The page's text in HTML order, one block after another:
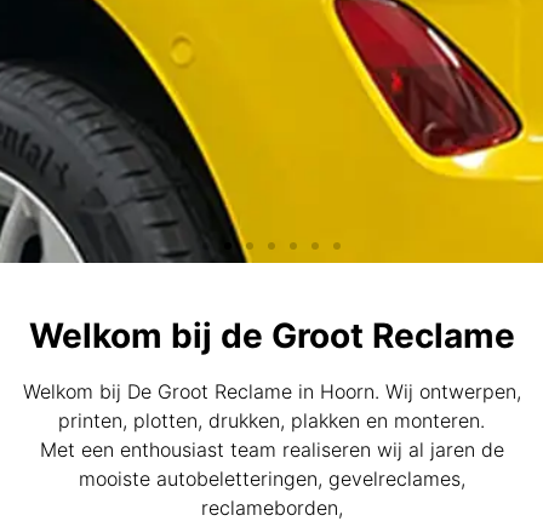
Autoreclame
Autobelettering • Carwrapping • Snijteksten • Vrachtwagens
• Aanhangers • Machines
Autoreclame
Welkom bij de Groot Reclame
Welkom bij De Groot Reclame in Hoorn. Wij ontwerpen,
printen, plotten, drukken, plakken en monteren.
Met een enthousiast team realiseren wij al jaren de
mooiste autobeletteringen, gevelreclames,
reclameborden,